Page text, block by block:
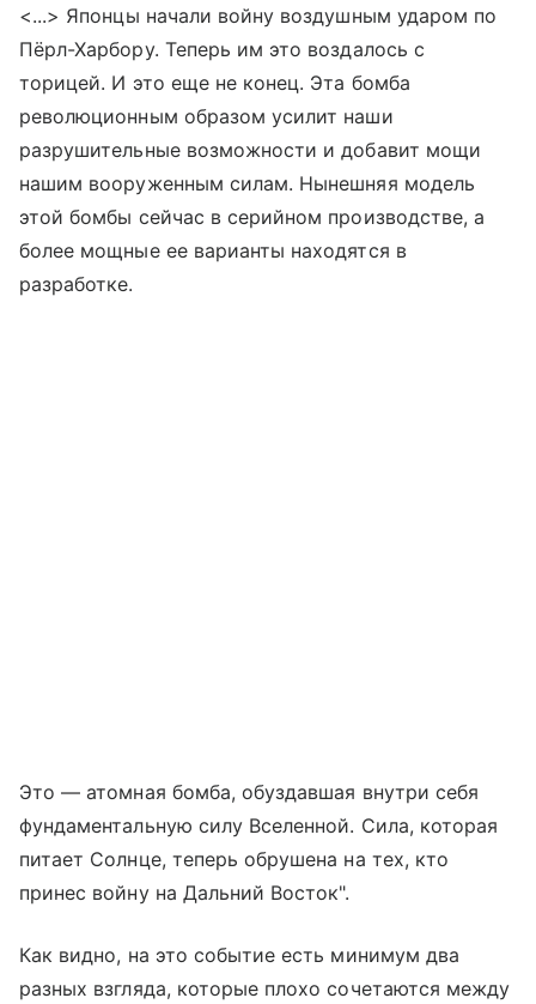
<...> Японцы начали войну воздушным ударом по
Пёрл-Харбору. Теперь им это воздалось с
торицей. И это еще не конец. Эта бомба
революционным образом усилит наши
разрушительные возможности и добавит мощи
нашим вооруженным силам. Нынешняя модель
этой бомбы сейчас в серийном производстве, а
более мощные ее варианты находятся в
разработке.
Это — атомная бомба, обуздавшая внутри себя
фундаментальную силу Вселенной. Сила, которая
питает Солнце, теперь обрушена на тех, кто
принес войну на Дальний Восток".
Как видно, на это событие есть минимум два
разных взгляда, которые плохо сочетаются между